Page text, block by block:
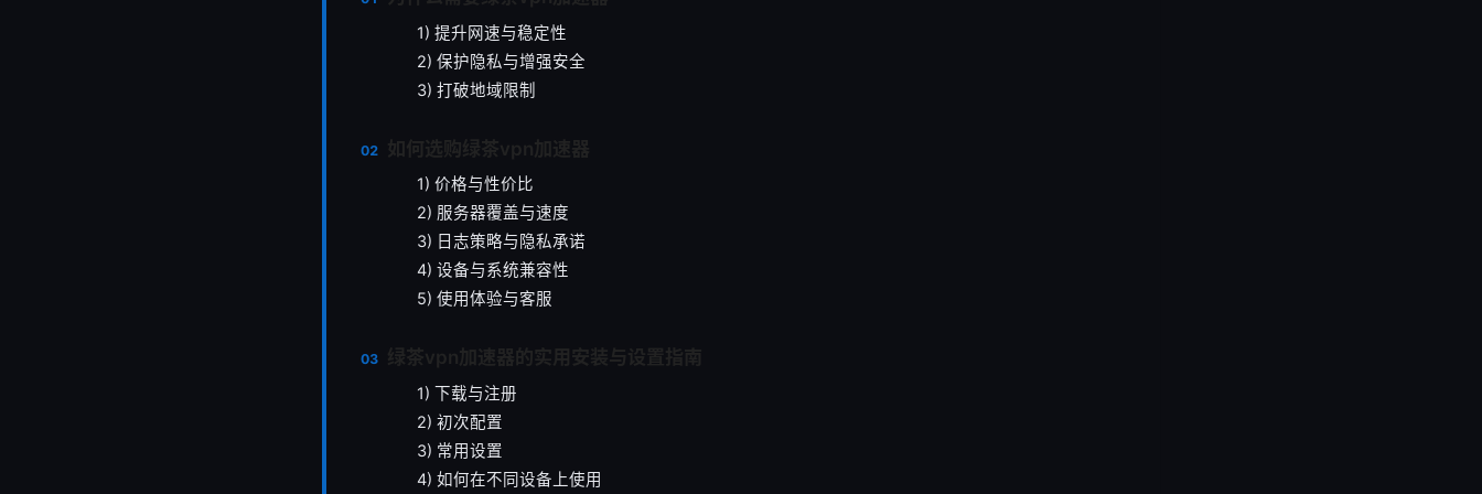
1) 提升网速与稳定性
2) 保护隐私与增强安全
3) 打破地域限制
1) 价格与性价比
2) 服务器覆盖与速度
3) 日志策略与隐私承诺
4) 设备与系统兼容性
5) 使用体验与客服
1) 下载与注册
2) 初次配置
3) 常用设置
4) 如何在不同设备上使用